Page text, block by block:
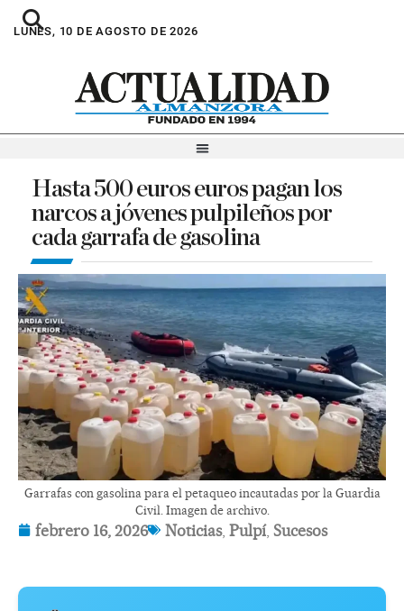
LUNES, 10 DE AGOSTO DE 2026
Hasta 500 euros euros pagan los
narcos a jóvenes pulpileños por
cada garrafa de gasolina
Garrafas con gasolina para el petaqueo incautadas por la Guardia
Civil. Imagen de archivo.
febrero 16, 2026 Noticias, Pulpí, Sucesos